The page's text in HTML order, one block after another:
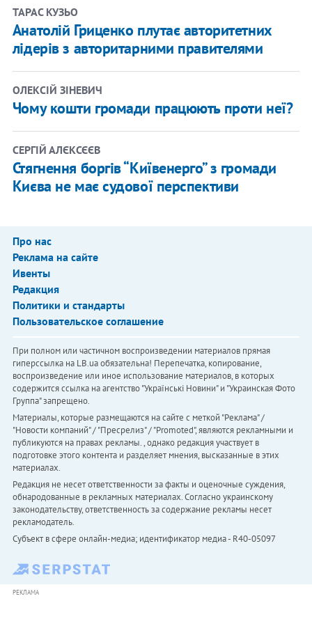
ТАРАС КУЗЬО
Анатолій Гриценко плутає авторитетних
лідерів з авторитарними правителями
​ОЛЕКСІЙ ЗІНЕВИЧ
Чому кошти громади працюють проти неї?
СЕРГІЙ АЛЄКСЄЄВ
Стягнення боргів “Київенерго” з громади
Києва не має судової перспективи
Про нас
Реклама на сайте
Ивенты
Редакция
Политики и стандарты
Пользовательское соглашение
При полном или частичном воспроизведении материалов прямая
гиперссылка на LB.ua обязательна! Перепечатка, копирование,
воспроизведение или иное использование материалов, в которых
содержится ссылка на агентство "Українськi Новини" и "Украинская Фото
Группа" запрещено.
Материалы, которые размещаются на сайте с меткой "Реклама" /
"Новости компаний" / "Пресрелиз" / "Promoted", являются рекламными и
публикуются на правах рекламы. , однако редакция участвует в
подготовке этого контента и разделяет мнения, высказанные в этих
материалах.
Редакция не несет ответственности за факты и оценочные суждения,
обнародованные в рекламных материалах. Согласно украинскому
законодательству, ответственность за содержание рекламы несет
рекламодатель.
Субъект в сфере онлайн-медиа; идентификатор медиа - R40-05097
РЕКЛАМА